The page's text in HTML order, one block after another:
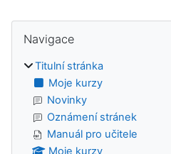
Bloky
Navigace
Titulní stránka
Moje kurzy
Novinky
Oznámení stránek
Manuál pro učitele
Moje kurzy